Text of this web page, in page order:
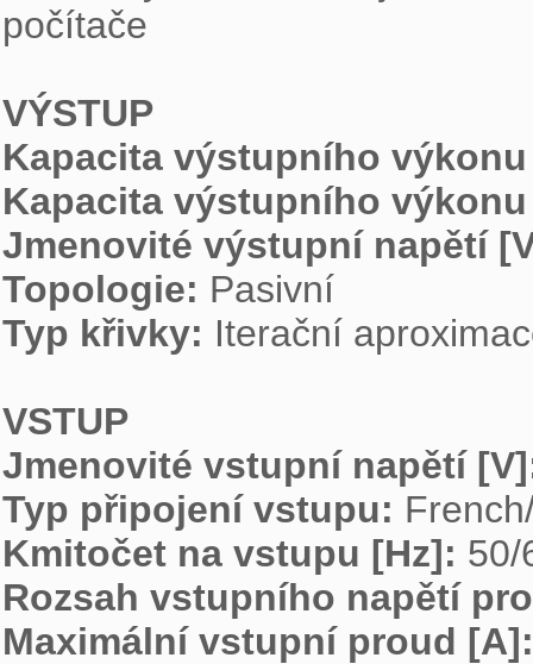
počítače
VÝSTUP
Kapacita výstupního
Kapacita výstupního
Jmenovité výstupní napětí
Topologie:
Typ křivky: Iterační
VSTUP
Jmenovité vstupní napětí
Typ připojení vstupu:
Kmitočet na vstupu [Hz]:
Rozsah vstupního napětí
Maximální vstupní proud